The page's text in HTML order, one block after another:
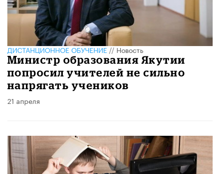
ДИСТАНЦИОННОЕ ОБУЧЕНИЕ//Новость
Министр образования Якутии
попросил учителей не сильно
напрягать учеников
21 апреля